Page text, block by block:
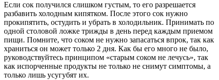
Если сок получился слишком густым, то его разрешается
разбавить холодным кипятком. После этого сок нужно
прокипятить, остудить и убрать в холодильник. Принимать по
одной столовой ложке трижды в день перед каждым приемом
пищи. Помните, что соком не нужно запасаться впрок, так как
храниться он может только 2 дня. Как бы его много не было,
руководствуйтесь принципом «старым соком не лечусь», так
как испорченные продукты не только не снимут симптомы, а
только лишь усугубят их.